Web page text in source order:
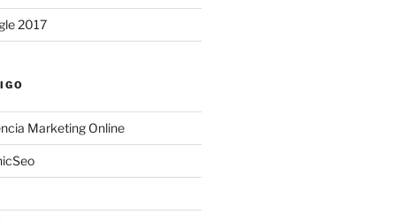
2017
Marketing Online